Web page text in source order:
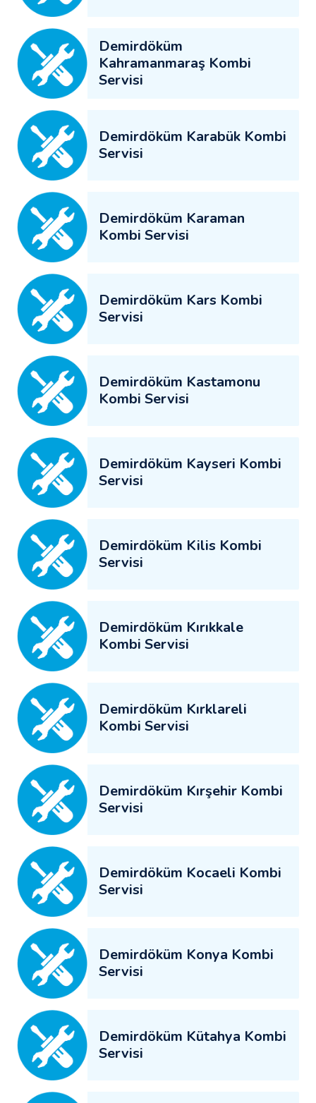
Demirdöküm
Kahramanmaraş Kombi
Servisi
Demirdöküm Karabük Kombi
Servisi
Demirdöküm Karaman
Kombi Servisi
Demirdöküm Kars Kombi
Servisi
Demirdöküm Kastamonu
Kombi Servisi
Demirdöküm Kayseri Kombi
Servisi
Demirdöküm Kilis Kombi
Servisi
Demirdöküm Kırıkkale
Kombi Servisi
Demirdöküm Kırklareli
Kombi Servisi
Demirdöküm Kırşehir Kombi
Servisi
Demirdöküm Kocaeli Kombi
Servisi
Demirdöküm Konya Kombi
Servisi
Demirdöküm Kütahya Kombi
Servisi